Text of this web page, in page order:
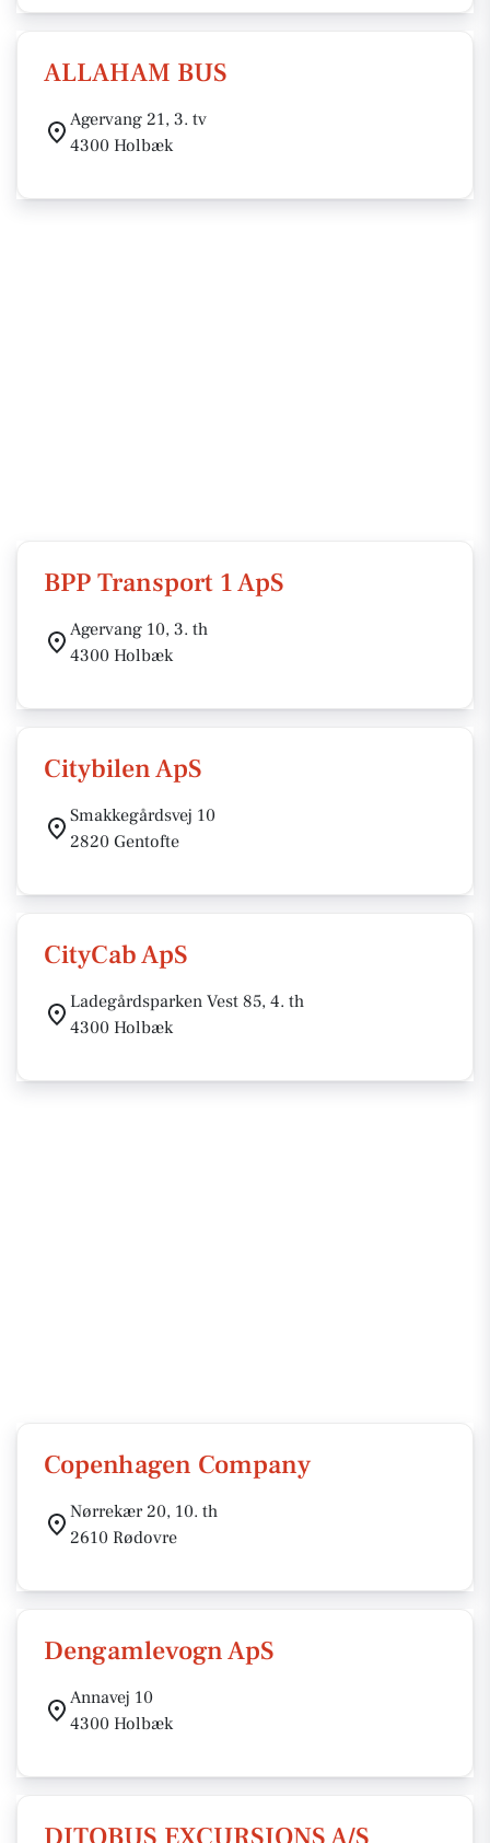
ALLAHAM BUS
Agervang 21, 3. tv
4300 Holbæk
BPP Transport 1 ApS
Agervang 10, 3. th
4300 Holbæk
Citybilen ApS
Smakkegårdsvej 10
2820 Gentofte
CityCab ApS
Ladegårdsparken Vest 85, 4. th
4300 Holbæk
Copenhagen Company
Nørrekær 20, 10. th
2610 Rødovre
Dengamlevogn ApS
Annavej 10
4300 Holbæk